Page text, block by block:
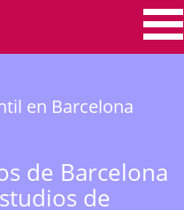
en Barcelona
de Barcelona
de